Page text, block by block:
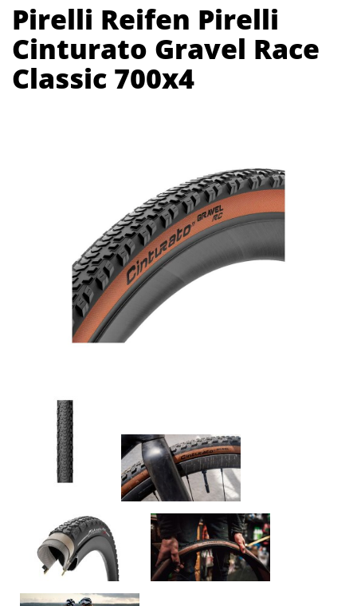
Pirelli Reifen Pirelli
Cinturato Gravel Race
Classic 700x4